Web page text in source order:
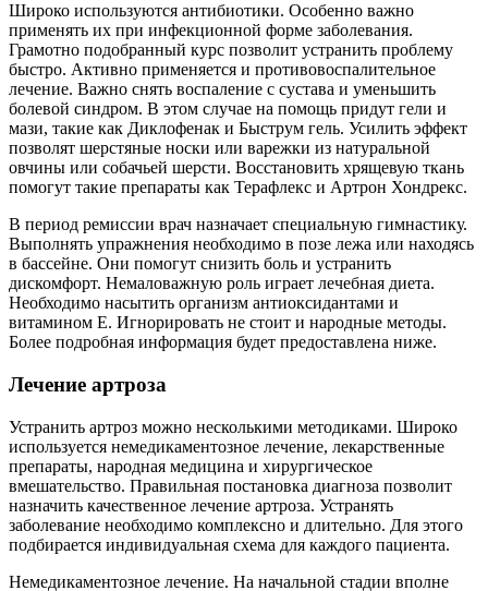
Широко используются антибиотики. Особенно важно
применять их при инфекционной форме заболевания.
Грамотно подобранный курс позволит устранить проблему
быстро. Активно применяется и противовоспалительное
лечение. Важно снять воспаление с сустава и уменьшить
болевой синдром. В этом случае на помощь придут гели и
мази, такие как Диклофенак и Быструм гель. Усилить эффект
позволят шерстяные носки или варежки из натуральной
овчины или собачьей шерсти. Восстановить хрящевую ткань
помогут такие препараты как Терафлекс и Артрон Хондрекс.
В период ремиссии врач назначает специальную гимнастику.
Выполнять упражнения необходимо в позе лежа или находясь
в бассейне. Они помогут снизить боль и устранить
дискомфорт. Немаловажную роль играет лечебная диета.
Необходимо насытить организм антиоксидантами и
витамином Е. Игнорировать не стоит и народные методы.
Более подробная информация будет предоставлена ниже.
Лечение артроза
Устранить артроз можно несколькими методиками. Широко
используется немедикаментозное лечение, лекарственные
препараты, народная медицина и хирургическое
вмешательство. Правильная постановка диагноза позволит
назначить качественное лечение артроза. Устранять
заболевание необходимо комплексно и длительно. Для этого
подбирается индивидуальная схема для каждого пациента.
Немедикаментозное лечение. На начальной стадии вполне